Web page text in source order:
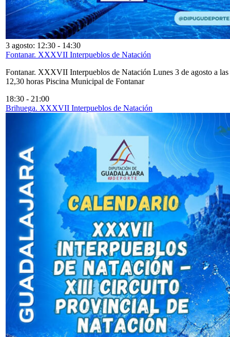
3 agosto: 12:30 - 14:30
Fontanar. XXXVII Interpueblos de Natación
Fontanar. XXXVII Interpueblos de Natación Lunes 3 de agosto a las
12,30 horas Piscina Municipal de Fontanar
18:30 - 21:00
Brihuega. XXXVII Interpueblos de Natación